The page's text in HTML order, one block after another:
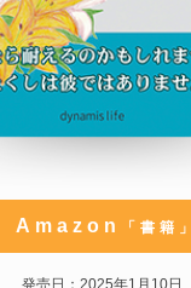
Amazon 「書籍」